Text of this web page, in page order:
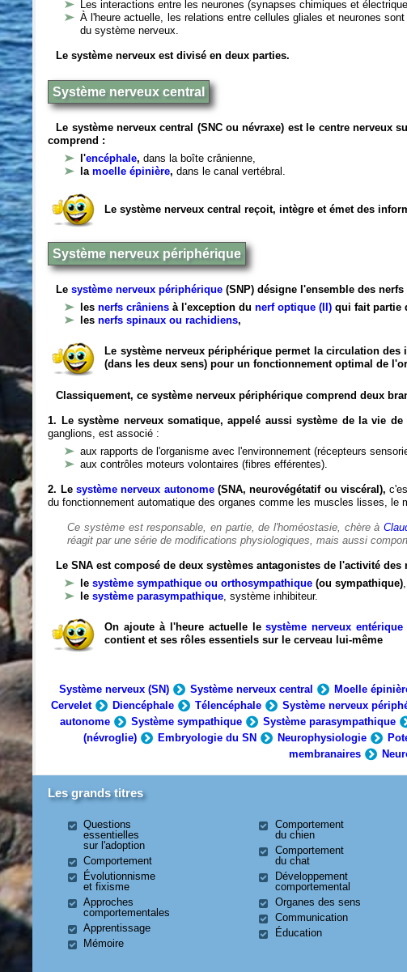
Les interactions entre les neurones (synapses chimiques et
À l'heure actuelle, les relations entre cellules gliales et neurones
du système nerveux.
Le système nerveux est divisé en deux parties.
Système nerveux central
Le système nerveux central (SNC ou névraxe) est le centre
comprend :
l'encéphale,dans la boîte crânienne,
lamoelle épinière,dans le canal vertébral.
Le système nerveux central reçoit, intègre et émet des
Système nerveux périphérique
Lesystème nerveux périphérique (SNP) désigne l'ensemble des
lesnerfs crâniens à l'exception du nerf optique (II) qui fait partie
lesnerfs spinaux ou rachidiens,
Le système nerveux périphérique permet la circulation
(dans les deux sens) pour un fonctionnement optimal de
Classiquement, ce système nerveux périphérique comprend deux
1. Le système nerveux somatique, appelé aussi système de la vie de
ganglions, est associé :
aux rapports de l'organisme avec l'environnement (récepteurs
aux contrôles moteurs volontaires (fibres efférentes).
2. Le système nerveux autonome(SNA, neurovégétatif ou viscéral),
du fonctionnement automatique des organes comme les muscles lisses,
Ce système est responsable, en partie, de l'homéostasie, chère à
réagit par une série de modifications physiologiques, mais aussi
Le SNA est composé de deux systèmes antagonistes de l'activité des
lesystème sympathique ou orthosympathique (ou sympathique)
lesystème parasympathique, système inhibiteur.
On ajoute à l'heure actuelle lesystème nerveux entérique
contient et ses rôles essentiels sur le cerveau lui-même
Système nerveux (SN) Système nerveux central Moelle
Cervelet
Diencéphale Télencéphale Système nerveux
autonome
Système sympathique Système parasympathique
(névroglie)
Embryologie du SN Neurophysiologie
membranaires
Les grands titres
Questions
essentielles
sur l'adoption
Comportement
Évolutionnisme
et fixisme
Approches
comportementales
Apprentissage
Mémoire
Comportement
du chien
Comportement
du chat
Développement
comportemental
Organes des sens
Communication
Éducation